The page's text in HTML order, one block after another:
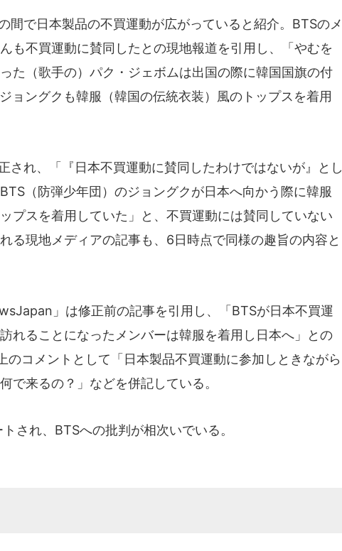
間で日本製品の不買運動が広がっていると紹介。BTSのメ
も不買運動に賛同したとの現地報道を引用し、「やむを
た（歌手の）パク・ジェボムは出国の際に韓国国旗の付
ョングクも韓服（韓国の伝統衣装）風のトップスを着用
され、「『日本不買運動に賛同したわけではないが』とし
（防弾少年団）のジョングクが日本へ向かう際に韓服
プスを着用していた」と、不買運動には賛同していない
る現地メディアの記事も、6日時点で同様の趣旨の内容と
」は修正前の記事を引用し、「BTSが日本不買運
れることになったメンバーは韓服を着用し日本へ」との
のコメントとして「日本製品不買運動に参加しときながら
で来るの？」などを併記している。
され、BTSへの批判が相次いでいる。